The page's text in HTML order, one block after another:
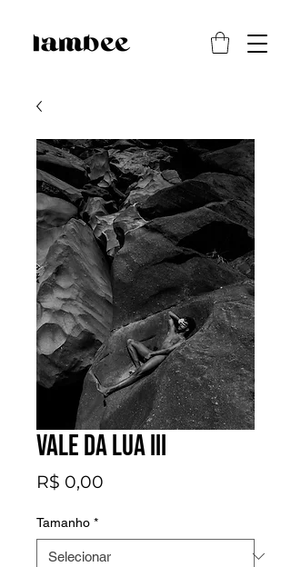
Vale da Lua III
R$ 0,00
Tamanho *